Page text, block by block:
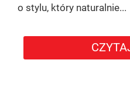
o stylu, który naturalnie...